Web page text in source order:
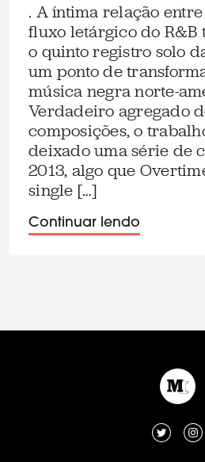
. A íntima relação
fluxo letárgico do
o quinto registro solo
um ponto de
música negra norte-
Verdadeiro agregado
composições, o
deixado uma série de
2013, algo que
single […]
Continuar lendo